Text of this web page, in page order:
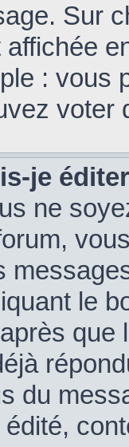
Sur
: vous
voter
je
ne
le
que
du